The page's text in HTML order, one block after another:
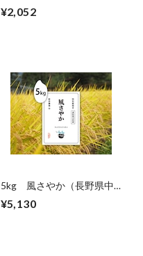
¥2,052
5kg 風さやか（長野県中
¥5,130